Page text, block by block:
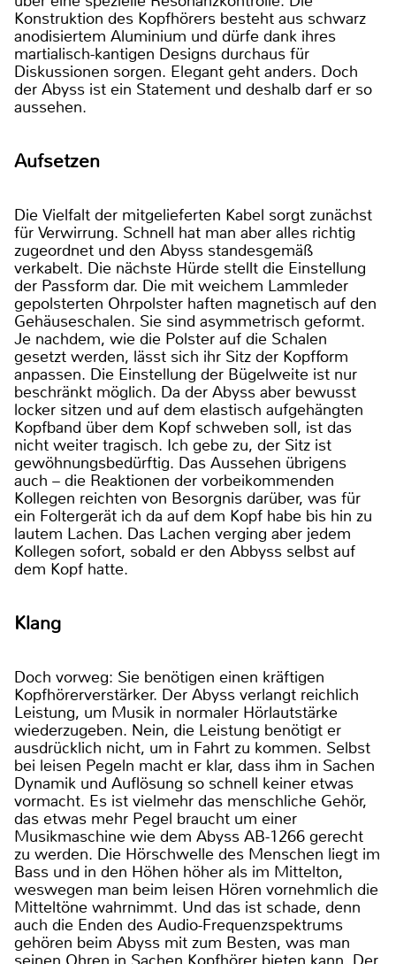
Konstruktion des Kopfhörers besteht aus schwarz
anodisiertem Aluminium und dürfe dank ihres
martialisch-kantigen Designs durchaus für
Diskussionen sorgen. Elegant geht anders. Doch
der Abyss ist ein Statement und deshalb darf er so
aussehen.
Aufsetzen
Die Vielfalt der mitgelieferten Kabel sorgt zunächst
für Verwirrung. Schnell hat man aber alles richtig
zugeordnet und den Abyss standesgemäß
verkabelt. Die nächste Hürde stellt die Einstellung
der Passform dar. Die mit weichem Lammleder
gepolsterten Ohrpolster haften magnetisch auf den
Gehäuseschalen. Sie sind asymmetrisch geformt.
Je nachdem, wie die Polster auf die Schalen
gesetzt werden, lässt sich ihr Sitz der Kopfform
anpassen. Die Einstellung der Bügelweite ist nur
beschränkt möglich. Da der Abyss aber bewusst
locker sitzen und auf dem elastisch aufgehängten
Kopfband über dem Kopf schweben soll, ist das
nicht weiter tragisch. Ich gebe zu, der Sitz ist
gewöhnungsbedürftig. Das Aussehen übrigens
auch – die Reaktionen der vorbeikommenden
Kollegen reichten von Besorgnis darüber, was für
ein Foltergerät ich da auf dem Kopf habe bis hin zu
lautem Lachen. Das Lachen verging aber jedem
Kollegen sofort, sobald er den Abbyss selbst auf
dem Kopf hatte.
Klang
Doch vorweg: Sie benötigen einen kräftigen
Kopfhörerverstärker. Der Abyss verlangt reichlich
Leistung, um Musik in normaler Hörlautstärke
wiederzugeben. Nein, die Leistung benötigt er
ausdrücklich nicht, um in Fahrt zu kommen. Selbst
bei leisen Pegeln macht er klar, dass ihm in Sachen
Dynamik und Auflösung so schnell keiner etwas
vormacht. Es ist vielmehr das menschliche Gehör,
das etwas mehr Pegel braucht um einer
Musikmaschine wie dem Abyss AB-1266 gerecht
zu werden. Die Hörschwelle des Menschen liegt im
Bass und in den Höhen höher als im Mittelton,
weswegen man beim leisen Hören vornehmlich die
Mitteltöne wahrnimmt. Und das ist schade, denn
auch die Enden des Audio-Frequenzspektrums
gehören beim Abyss mit zum Besten, was man